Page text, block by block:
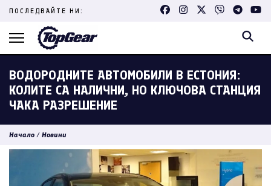
Skip
content
ПОСЛЕДВАЙТЕ НИ:
ВОДОРОДНИТЕ АВТОМОБИЛИ В ЕСТОНИЯ:
КОЛИТЕ СА НАЛИЧНИ, НО КЛЮЧОВА СТАНЦИЯ
ЧАКА РАЗРЕШЕНИЕ
Начало / Новини